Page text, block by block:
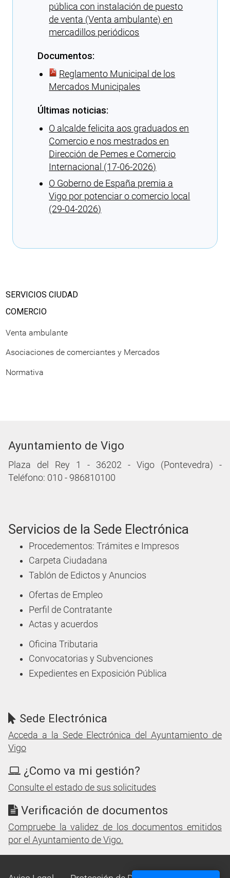
pública con instalación de puesto
de venta (Venta ambulante) en
mercadillos periódicos
Documentos:
Reglamento Municipal de los
Mercados Municipales
Últimas noticias:
O alcalde felicita aos graduados en
Comercio e nos mestrados en
Dirección de Pemes e Comercio
Internacional (17-06-2026)
O Goberno de España premia a
Vigo por potenciar o comercio local
(29-04-2026)
SERVICIOS CIUDAD
COMERCIO
Venta ambulante
Asociaciones de comerciantes y Mercados
Normativa
Ayuntamiento de Vigo
Plaza del Rey 1 - 36202 - Vigo (Pontevedra) -
Teléfono: 010 - 986810100
Servicios de la Sede Electrónica
Procedementos: Trámites e Impresos
Carpeta Ciudadana
Tablón de Edictos y Anuncios
Ofertas de Empleo
Perfil de Contratante
Actas y acuerdos
Oficina Tributaria
Convocatorias y Subvenciones
Expedientes en Exposición Pública
Sede Electrónica
Acceda a la Sede Electrónica del Ayuntamiento de
Vigo
¿Como va mi gestión?
Consulte el estado de sus solicitudes
Verificación de documentos
Compruebe la validez de los documentos emitidos
por el Ayuntamiento de Vigo.